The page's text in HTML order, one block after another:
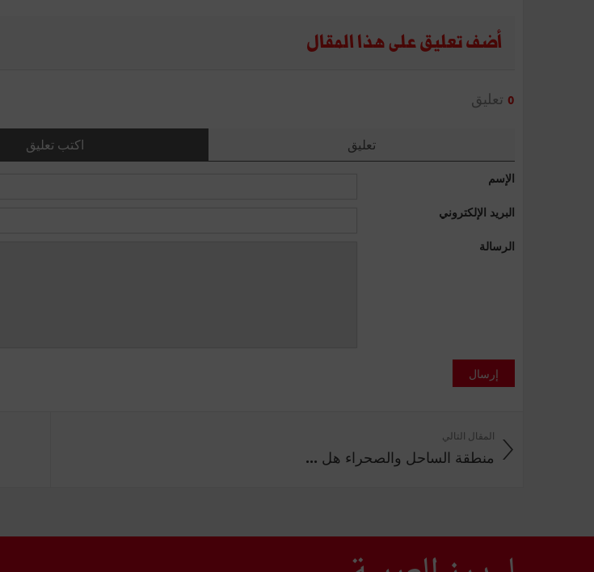
أضف تعليق على هذا المقال
0 تعليق
اكتب تعليق تعليق
الإسم
البريد الإلكتروني
الرسالة
إرسال
المقال التالي
منطقة الساحل والصحراء هل ...